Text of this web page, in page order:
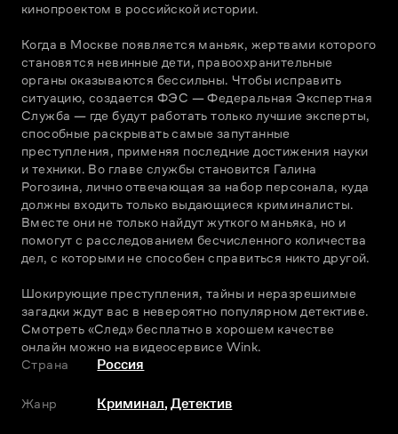
кинопроектом в российской истории.
Когда в Москве появляется маньяк, жертвами которого
становятся невинные дети, правоохранительные
органы оказываются бессильны. Чтобы исправить
ситуацию, создается ФЭС — Федеральная Экспертная
Служба — где будут работать только лучшие эксперты,
способные раскрывать самые запутанные
преступления, применяя последние достижения науки
и техники. Во главе службы становится Галина
Рогозина, лично отвечающая за набор персонала, куда
должны входить только выдающиеся криминалисты.
Вместе они не только найдут жуткого маньяка, но и
помогут с расследованием бесчисленного количества
дел, с которыми не способен справиться никто другой.
Шокирующие преступления, тайны и неразрешимые
загадки ждут вас в невероятно популярном детективе.
Смотреть «След» бесплатно в хорошем качестве
онлайн можно на видеосервисе Wink.
Страна
Россия
Жанр Криминал,Детектив